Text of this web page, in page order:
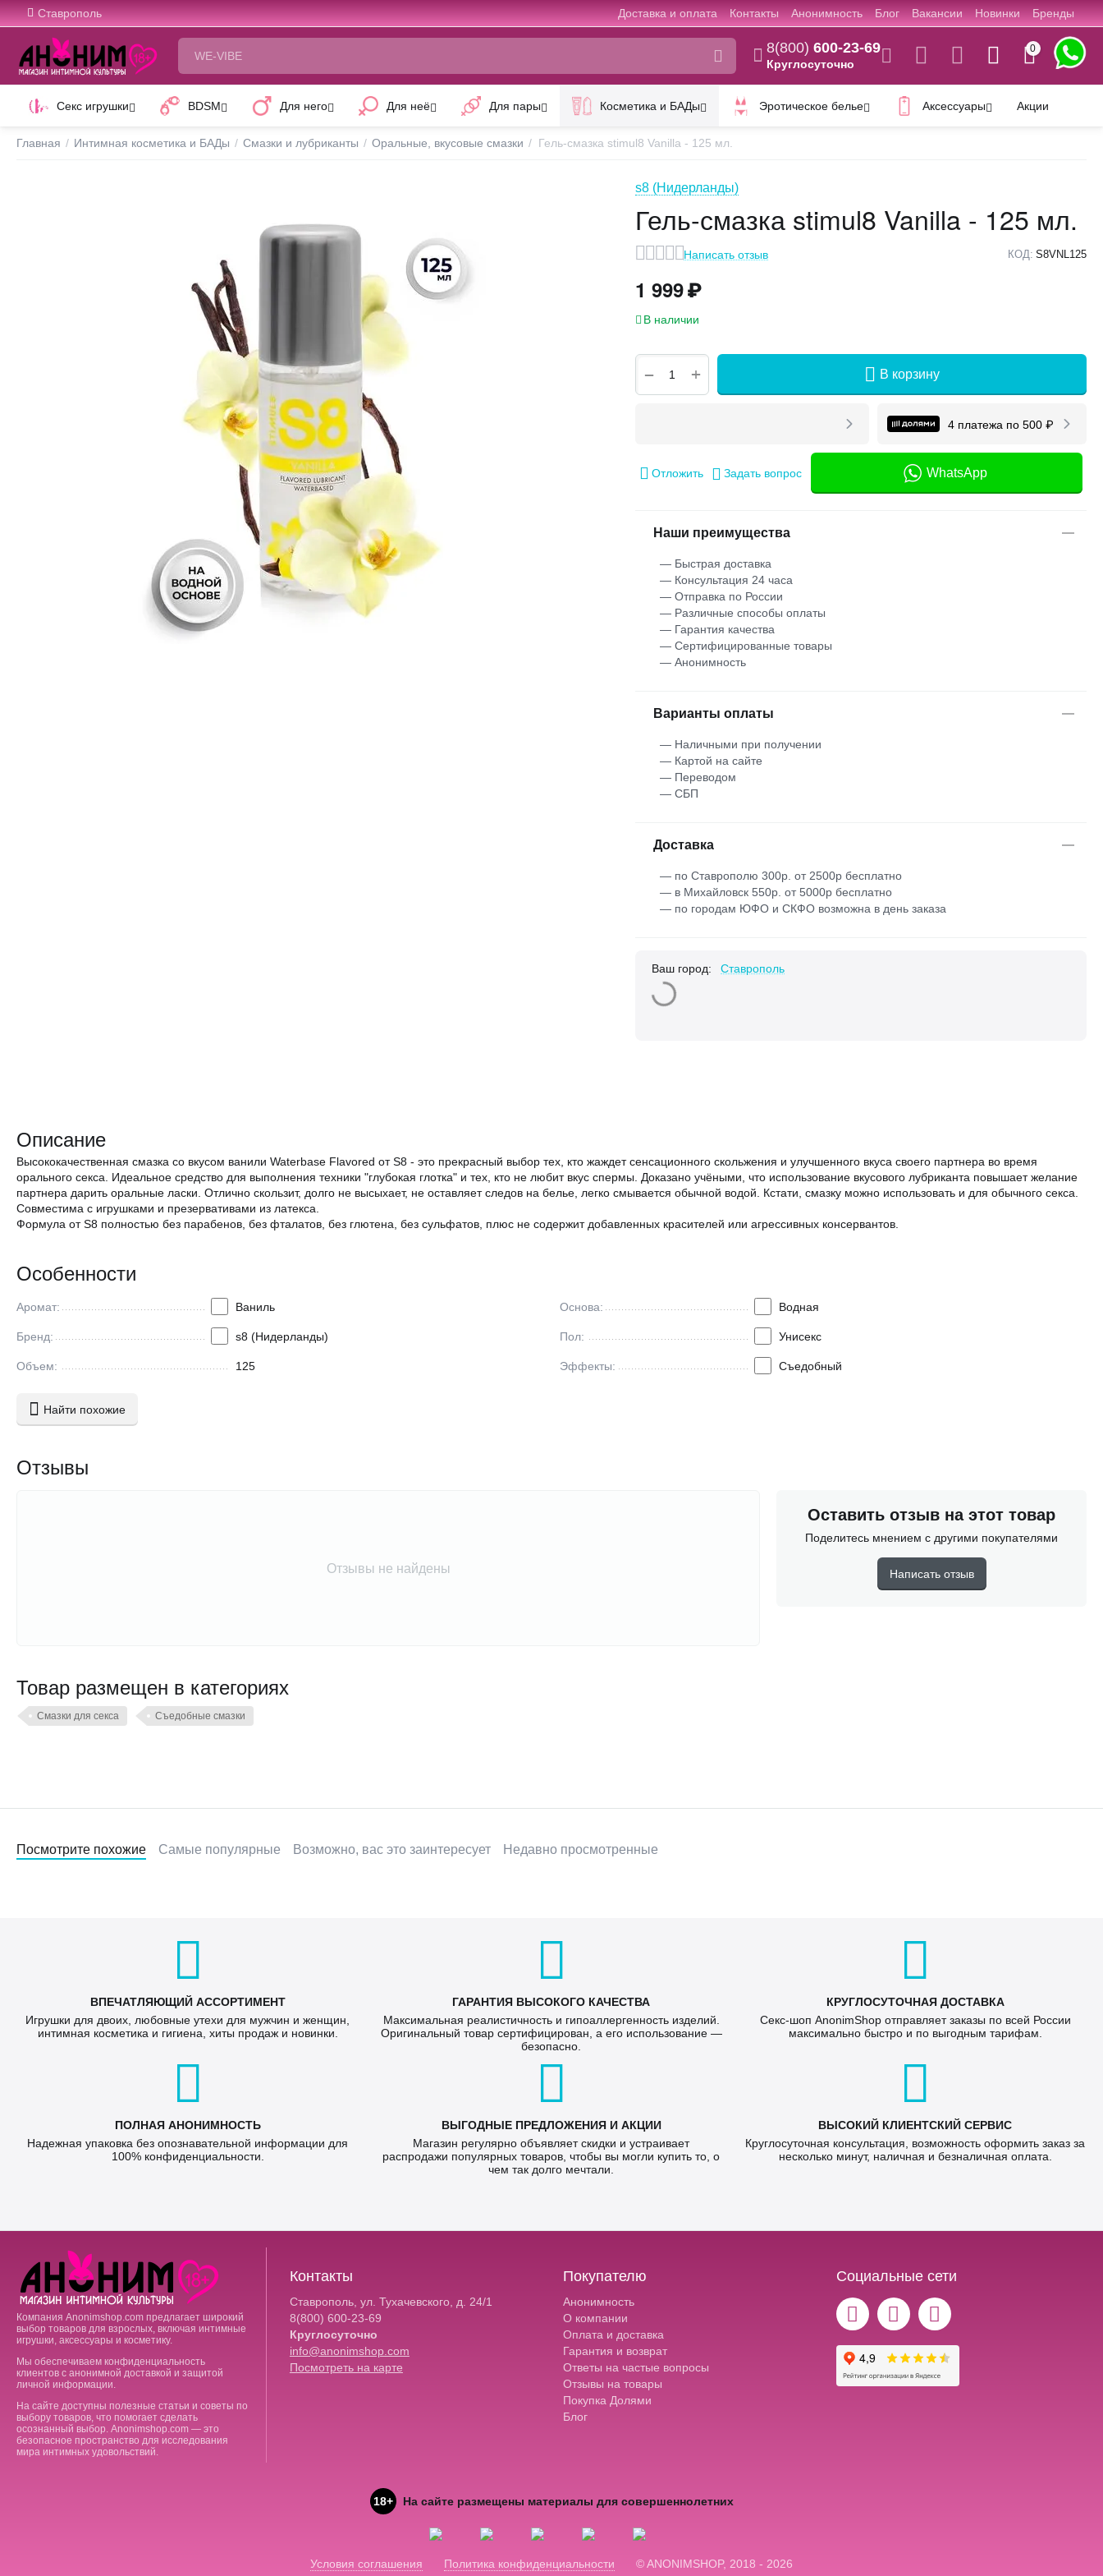
Ставрополь Доставка и оплата Контакты Анонимность Блог Вакансии Новинки Бренды
8(800) 600-23-69
Круглосуточно
0
Секс игрушки BDSM Для него Для неё Для пары Косметика и БАДы Эротическое белье Аксессуары Акции
Главная / Интимная косметика и БАДы / Смазки и лубриканты / Оральные, вкусовые смазки / Гель-смазка stimul8 Vanilla - 125 мл.
s8 (Нидерланды)
Гель-смазка stimul8 Vanilla - 125 мл.
Написать отзыв КОД: S8VNL125
1 999₽
В наличии
+
− В корзину
4 платежа по 500₽
Отложить Задать вопрос WhatsApp
Наши преимущества
— Быстрая доставка
— Консультация 24 часа
— Отправка по России
— Различные способы оплаты
— Гарантия качества
— Сертифицированные товары
— Анонимность
Варианты оплаты
— Наличными при получении
— Картой на сайте
— Переводом
— СБП
Доставка
— по Ставрополю 300р. от 2500р бесплатно
— в Михайловск 550р. от 5000р бесплатно
— по городам ЮФО и СКФО возможна в день заказа
Ваш город: Ставрополь
Описание
Высококачественная смазка со вкусом ванили Waterbase Flavored от S8 - это прекрасный выбор тех, кто жаждет сенсационного скольжения и улучшенного вкуса своего партнера во время
орального секса. Идеальное средство для выполнения техники "глубокая глотка" и тех, кто не любит вкус спермы. Доказано учёными, что использование вкусового лубриканта повышает желание
партнера дарить оральные ласки. Отлично скользит, долго не высыхает, не оставляет следов на белье, легко смывается обычной водой. Кстати, смазку можно использовать и для обычного секса.
Совместима с игрушками и презервативами из латекса.
Формула от S8 полностью без парабенов, без фталатов, без глютена, без сульфатов, плюс не содержит добавленных красителей или агрессивных консервантов.
Особенности
Аромат: Ваниль
Бренд: s8 (Нидерланды)
Объем: 125
Основа: Водная
Пол: Унисекс
Эффекты: Съедобный
Найти похожие
Отзывы
Отзывы не найдены
Оставить отзыв на этот товар
Поделитесь мнением с другими покупателями
Написать отзыв
Товар размещен в категориях
Смазки для секса Съедобные смазки
Посмотрите похожие Самые популярные Возможно, вас это заинтересует Недавно просмотренные
ВПЕЧАТЛЯЮЩИЙ АССОРТИМЕНТ
Игрушки для двоих, любовные утехи для мужчин и женщин,
интимная косметика и гигиена, хиты продаж и новинки.
ГАРАНТИЯ ВЫСОКОГО КАЧЕСТВА
Максимальная реалистичность и гипоаллергенность изделий.
Оригинальный товар сертифицирован, а его использование —
безопасно.
КРУГЛОСУТОЧНАЯ ДОСТАВКА
Секс-шоп AnonimShop отправляет заказы по всей России
максимально быстро и по выгодным тарифам.
ПОЛНАЯ АНОНИМНОСТЬ
Надежная упаковка без опознавательной информации для
100% конфиденциальности.
ВЫГОДНЫЕ ПРЕДЛОЖЕНИЯ И АКЦИИ
Магазин регулярно объявляет скидки и устраивает
распродажи популярных товаров, чтобы вы могли купить то, о
чем так долго мечтали.
ВЫСОКИЙ КЛИЕНТСКИЙ СЕРВИС
Круглосуточная консультация, возможность оформить заказ за
несколько минут, наличная и безналичная оплата.
Компания Anonimshop.com предлагает широкий
выбор товаров для взрослых, включая интимные
игрушки, аксессуары и косметику.
Мы обеспечиваем конфиденциальность
клиентов с анонимной доставкой и защитой
личной информации.
На сайте доступны полезные статьи и советы по
выбору товаров, что помогает сделать
осознанный выбор. Anonimshop.com — это
безопасное пространство для исследования
мира интимных удовольствий.
Контакты
Ставрополь, ул. Тухачевского, д. 24/1
8(800) 600-23-69
Круглосуточно
info@anonimshop.com
Посмотреть на карте
Покупателю
Анонимность
О компании
Оплата и доставка
Гарантия и возврат
Ответы на частые вопросы
Отзывы на товары
Покупка Долями
Блог
Социальные сети
18+ На сайте размещены материалы для совершеннолетних
Условия соглашения Политика конфиденциальности © ANONIMSHOP, 2018 - 2026